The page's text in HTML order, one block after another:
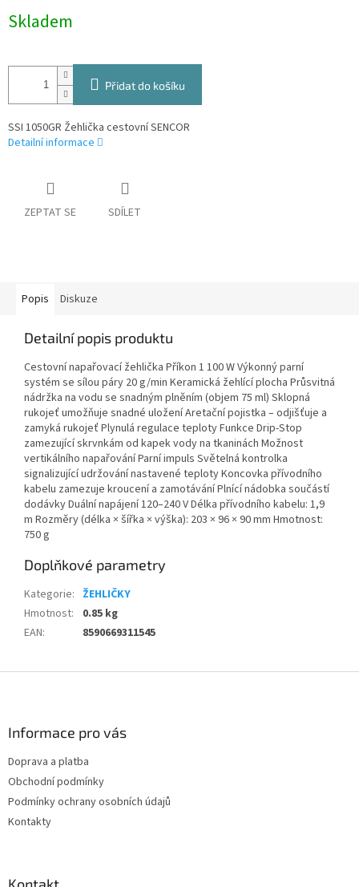
cena:
Skladem
Přidat do košíku
SSI 1050GR Žehlička cestovní SENCOR
Detailní informace
ZEPTAT SE SDÍLET
Popis Diskuze
Detailní popis produktu
Cestovní napařovací žehlička Příkon 1 100 W Výkonný parní
systém se sílou páry 20 g/min Keramická žehlící plocha Průsvitná
nádržka na vodu se snadným plněním (objem 75 ml) Sklopná
rukojeť umožňuje snadné uložení Aretační pojistka – odjišťuje a
zamyká rukojeť Plynulá regulace teploty Funkce Drip-Stop
zamezující skrvnkám od kapek vody na tkaninách Možnost
vertikálního napařování Parní impuls Světelná kontrolka
signalizující udržování nastavené teploty Koncovka přívodního
kabelu zamezuje kroucení a zamotávání Plnící nádobka součástí
dodávky Duální napájení 120–240 V Délka přívodního kabelu: 1,9
m Rozměry (délka × šířka × výška): 203 × 96 × 90 mm Hmotnost:
750 g
Doplňkové parametry
Kategorie: ŽEHLIČKY
Hmotnost:
0.85 kg
EAN: 8590669311545
Informace pro vás
Doprava a platba
Obchodní podmínky
Podmínky ochrany osobních údajů
Kontakty